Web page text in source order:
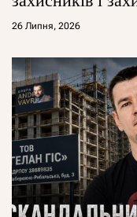
26 Липня, 2026